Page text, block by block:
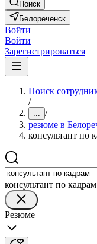
Поиск
Белореченск
Войти
Войти
Зарегистрироваться
Поиск
/
... /
резюме в
консультант по
консультант по кадрам
Резюме